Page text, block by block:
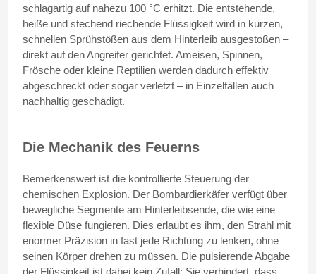
schlagartig auf nahezu 100 °C erhitzt. Die entstehende,
heiße und stechend riechende Flüssigkeit wird in kurzen,
schnellen Sprühstößen aus dem Hinterleib ausgestoßen –
direkt auf den Angreifer gerichtet. Ameisen, Spinnen,
Frösche oder kleine Reptilien werden dadurch effektiv
abgeschreckt oder sogar verletzt – in Einzelfällen auch
nachhaltig geschädigt.
Die Mechanik des Feuerns
Bemerkenswert ist die kontrollierte Steuerung der
chemischen Explosion. Der Bombardierkäfer verfügt über
bewegliche Segmente am Hinterleibsende, die wie eine
flexible Düse fungieren. Dies erlaubt es ihm, den Strahl mit
enormer Präzision in fast jede Richtung zu lenken, ohne
seinen Körper drehen zu müssen. Die pulsierende Abgabe